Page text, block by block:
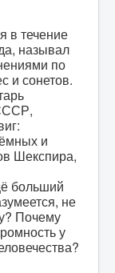
в течение
называл
по
и сонетов.
и
Шекспира,
больший
не
Почему
у